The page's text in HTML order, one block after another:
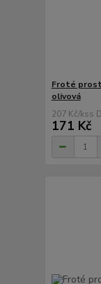
Froté
olivová
207 Kč/ks
171 Kč